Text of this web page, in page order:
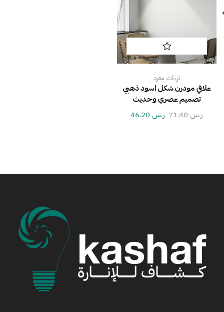
ثريات مفرد
علاقي مودرن شكل اسود ذهبي
تصميم عصري وحديث
ر.س71.40 ر.س